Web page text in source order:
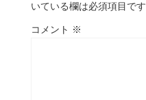
いている欄は必須項目です
コメント ※